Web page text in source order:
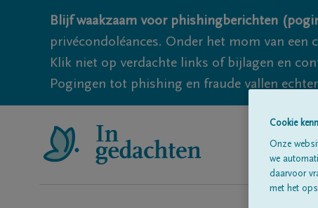
Blijf waakzaam voor phishingberichten
privécondoléances. Onder het mom van een
Klik niet op verdachte links of bijlagen en
Pogingen tot phishing en fraude vallen
Cookie
Onze
we
daarvoor
met het